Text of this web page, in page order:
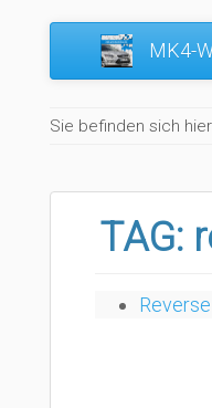
MK4-
Sie befinden sich hier
TAG: